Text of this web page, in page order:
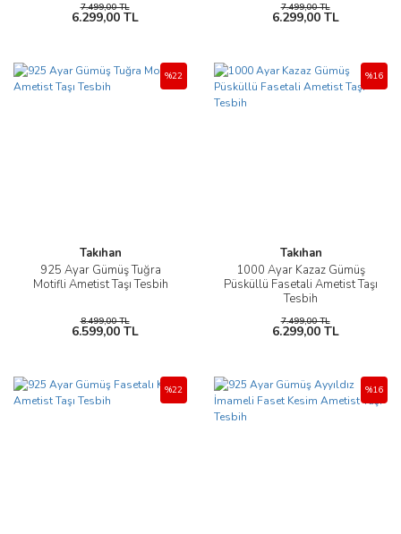
7.499,00 TL
6.299,00 TL
7.499,00 TL
6.299,00 TL
Takıhan
925 Ayar Gümüş Tuğra
Motifli Ametist Taşı Tesbih
%22
8.499,00 TL
6.599,00 TL
Takıhan
1000 Ayar Kazaz Gümüş
Püsküllü Fasetali Ametist Taşı
Tesbih
%16
7.499,00 TL
6.299,00 TL
%22 %16